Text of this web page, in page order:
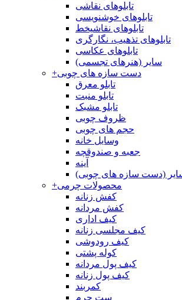
تابلوهای نقاشی
تابلوهای خوشنویسی
تابلوهای نقاشیخط
تابلوهای تذهیب، نگارگری
تابلوهای عکاسی
سایر (هنرهای تجسمی)
+دست سازه های چوبی
تابلو معرق
تابلو منبت
تابلو مشبک
ظروف چوبی
حجم های چوبی
وسایل خانه
جعبه و صندوقچه
آینه
(دست سازه های چوبی)
+محصولات چرمی
کفش زنانه
کفش مردانه
کیف اداری
کیف مجلسی زنانه
کیف رودوشی
کوله پشتی
کیف پول مردانه
کیف پول زنانه
کمربند
ست چرم